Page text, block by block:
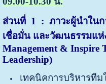
ส่วนที่1 : ภาวะผู้นำในก
เชื่อมั่น และวัฒนธรรมแห่
Management & Inspire
Leadership)
เทคนิคการบริหารที